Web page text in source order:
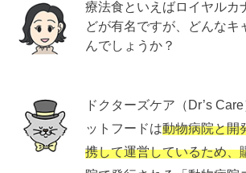
療法食といえばロイヤルカ
どが有名ですが、どんなキ
んでしょうか？
ドクターズケア（Dr’s
ットフードは動物病院と開
携して運営しているため、